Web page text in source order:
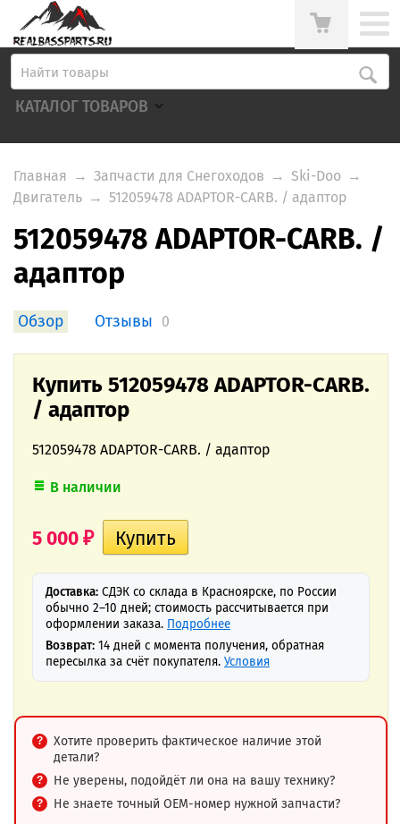
КАТАЛОГ ТОВАРОВ
Главная → Запчасти для Снегоходов → Ski-Doo →
Двигатель → 512059478 ADAPTOR-CARB. / адаптор
512059478 ADAPTOR-CARB. /
адаптор
Обзор Отзывы 0
Купить 512059478 ADAPTOR-CARB.
/ адаптор
512059478 ADAPTOR-CARB. / адаптор
В наличии
5 000 ₽
Доставка: СДЭК со склада в Красноярске, по России
обычно 2–10 дней; стоимость рассчитывается при
оформлении заказа. Подробнее
Возврат: 14 дней с момента получения, обратная
пересылка за счёт покупателя. Условия
Хотите проверить фактическое наличие этой
детали?
Не уверены, подойдёт ли она на вашу технику?
Не знаете точный OEM-номер нужной запчасти?